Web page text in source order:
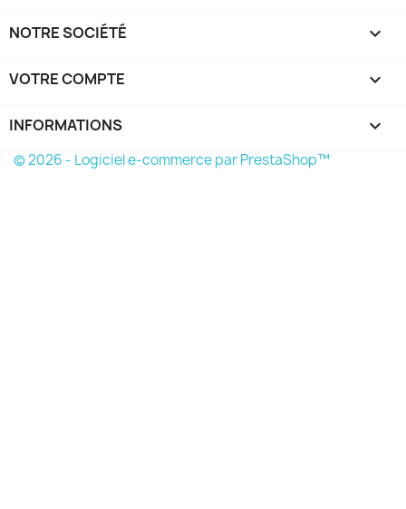
NOTRE SOCIÉTÉ 
VOTRE COMPTE 
INFORMATIONS keyboard_arrow_down
© 2026 - Logiciel e-commerce par PrestaShop™